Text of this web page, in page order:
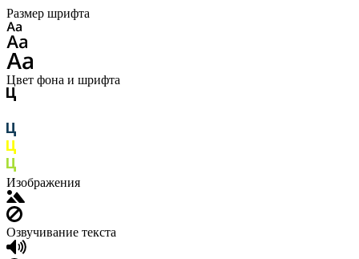
Размер шрифта
Цвет фона и шрифта
Изображения
Озвучивание текста